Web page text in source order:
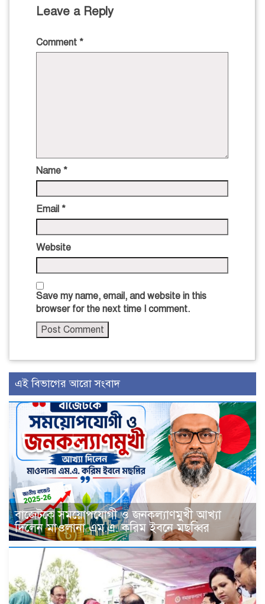
Leave a Reply
Comment *
Name *
Email *
Website
Save my name, email, and website in this
browser for the next time I comment.
এই বিভাগের আরো সংবাদ
বাজেটকে সময়োপযোগী ও জনকল্যাণমুখী আখ্যা
দিলেন মাওলানা এম.এ. করিম ইবনে মছব্বির